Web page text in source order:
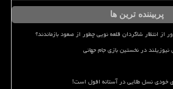
پربیننده ترین ها
در نخستین بازی جام جهانی
خودی نسل طلایی در آستانه افول است!